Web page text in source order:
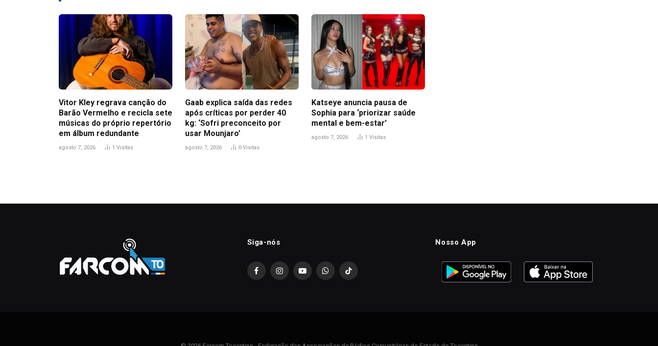
Vitor Kley regrava canção do
Barão Vermelho e recicla sete
músicas do próprio repertório
em álbum redundante
agosto 7, 2026 1 Visitas
Gaab explica saída das redes
após críticas por perder 40
kg: ‘Sofri preconceito por
usar Mounjaro’
agosto 7, 2026 0 Visitas
Katseye anuncia pausa de
Sophia para ‘priorizar saúde
mental e bem-estar’
agosto 7, 2026 1 Visitas
Siga-nós
FacebookInstagramYouTubeWhatsAppTikTok
Nosso App